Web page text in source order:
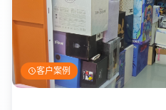
客户案例